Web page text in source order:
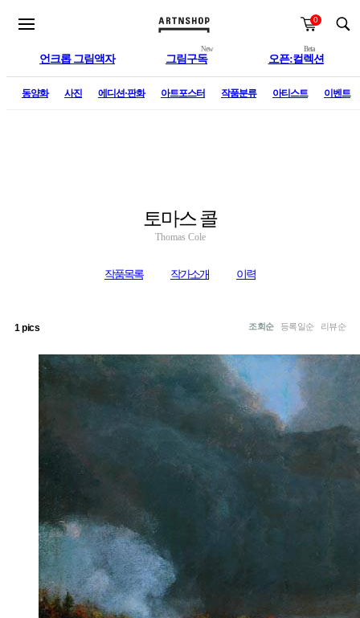
0
언크롭 그림액자
New
그림구독
Beta
오픈:컬렉션
동양화 사진 에디션·판화 아트포스터 작품분류 아티스트 이벤트
토마스 콜
Thomas Cole
작품목록 작가소개 이력
1 pics 조회순 등록일순 리뷰순